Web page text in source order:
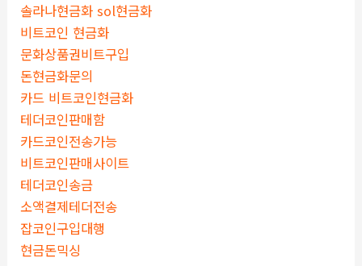
솔라나현금화 sol현금화
비트코인 현금화
문화상품권비트구입
돈현금화문의
카드 비트코인현금화
테더코인판매함
카드코인전송가능
비트코인판매사이트
테더코인송금
소액결제테더전송
잡코인구입대행
현금돈믹싱